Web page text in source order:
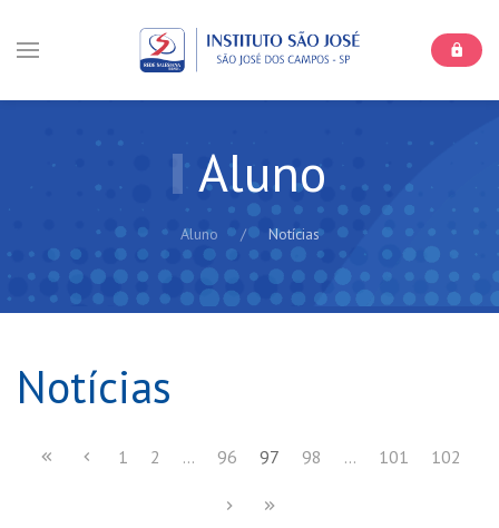
Aluno
Aluno Notícias
Notícias
1 2 ... 96 97 98 ... 101 102